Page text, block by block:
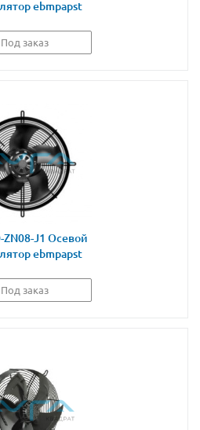
ebmpapst
Под заказ
ZN08-J1 Осевой
ebmpapst
Под заказ